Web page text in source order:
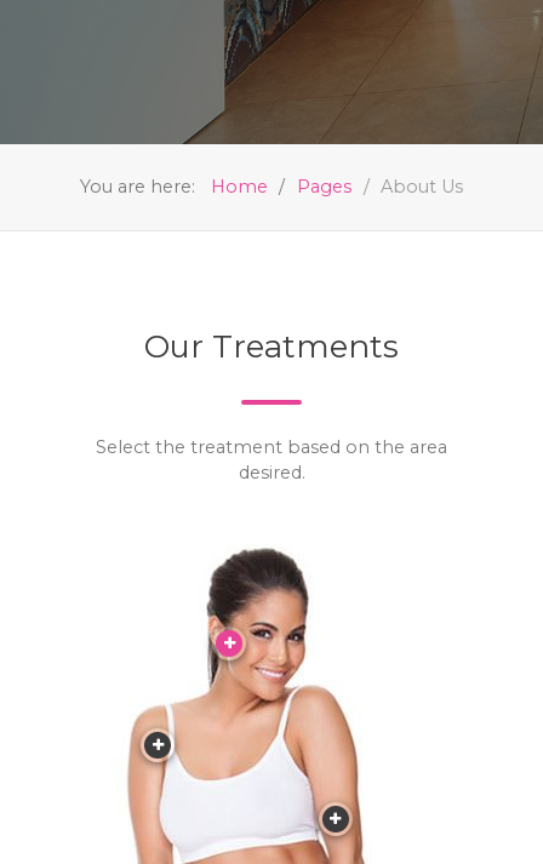
You are here: Home Pages About Us
Our Treatments
Select the treatment based on the area
desired.